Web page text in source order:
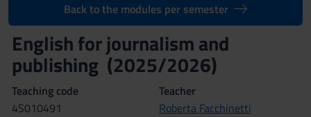
Back to the modules per semester
English for journalism and
publishing (2025/2026)
Teaching code
4S010491
Teacher
Roberta Facchinetti